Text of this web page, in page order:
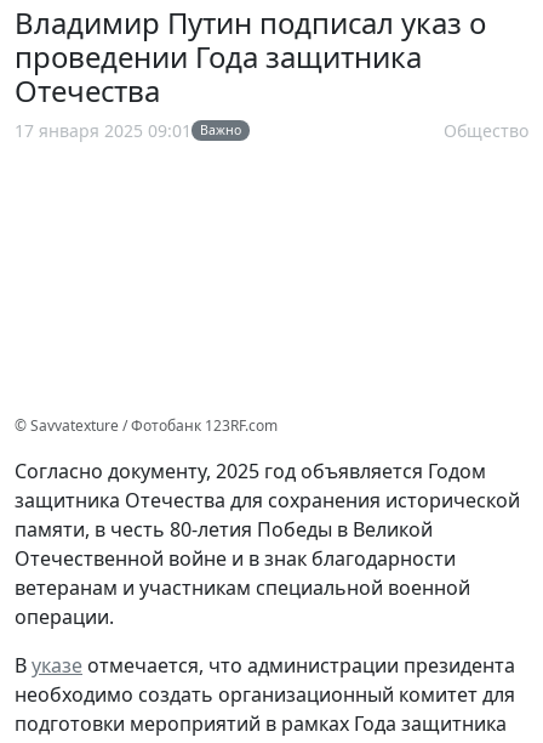
Владимир Путин подписал указ о
проведении Года защитника
Отечества
17 января 2025 09:01 Важно Общество
© Savvatexture / Фотобанк 123RF.com
Согласно документу, 2025 год объявляется Годом
защитника Отечества для сохранения исторической
памяти, в честь 80-летия Победы в Великой
Отечественной войне и в знак благодарности
ветеранам и участникам специальной военной
операции.
Вуказе отмечается, что администрации президента
необходимо создать организационный комитет для
подготовки мероприятий в рамках Года защитника